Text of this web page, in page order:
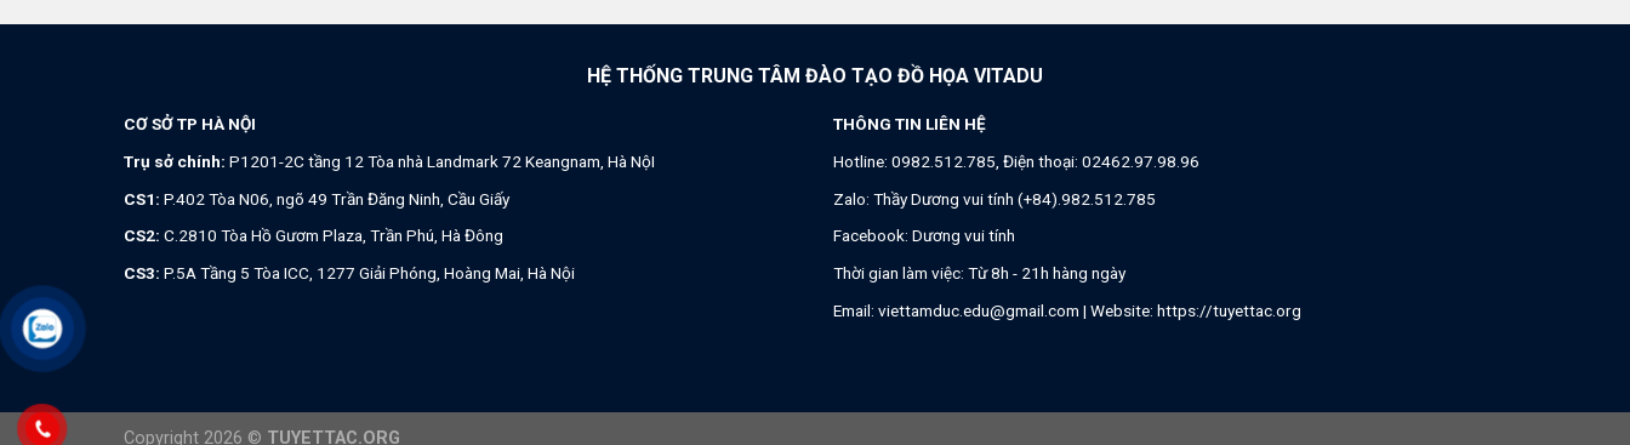
HỆ THỐNG TRUNG TÂM ĐÀO TẠO ĐỒ HỌA VITADU
CƠ SỞ TP HÀ NỘI
Trụ sở chính: P1201-2C tầng 12 Tòa nhà Landmark 72 Keangnam, Hà NộI
CS1: P.402 Tòa N06, ngõ 49 Trần Đăng Ninh, Cầu Giấy
CS2: C.2810 Tòa Hồ Gươm Plaza, Trần Phú, Hà Đông
CS3: P.5A Tầng 5 Tòa ICC, 1277 Giải Phóng, Hoàng Mai, Hà Nội
THÔNG TIN LIÊN HỆ
Hotline: 0982.512.785 , Điện thoại: 02462.97.98.96
Zalo: Thầy Dương vui tính (+84).982.512.785
Facebook: Dương vui tính
Thời gian làm việc: Từ 8h - 21h hàng ngày
Email: viettamduc.edu@gmail.com | Website: https://tuyettac.org
Copyright 2026 © TUYETTAC.ORG
.